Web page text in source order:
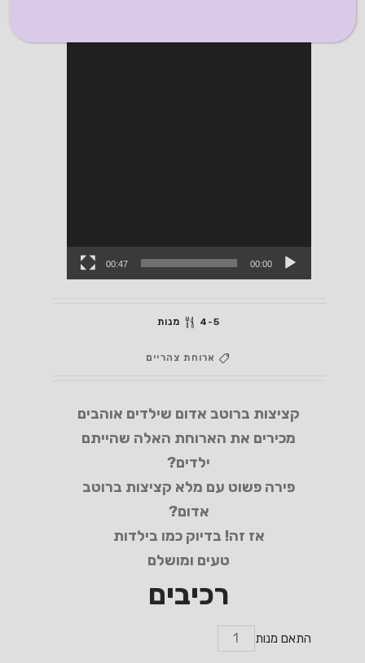
00:00
00:47
4-5 מנות
ארוחת צהריים
קציצות ברוטב אדום שילדים אוהבים
מכירים את הארוחת האלה שהייתם
ילדים?
פירה פשוט עם מלא קציצות ברוטב
אדום?
אז זה! בדיוק כמו בילדות
טעים ומושלם
רכיבים
התאם מנות